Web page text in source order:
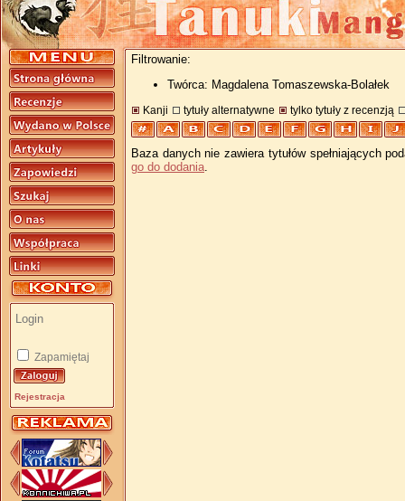
Zapamiętaj
Rejestracja
Filtrowanie:
Twórca: Magdalena Tomaszewska-Bolałek
Kanji tytuły alternatywne tylko tytuły z recenzją
Baza danych nie zawiera tytułów spełniających
go do dodania.